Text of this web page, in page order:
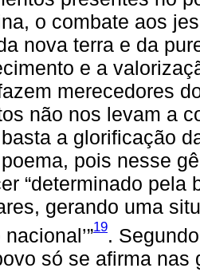
o combate aos
nova terra e da
e a
merecedores
não nos levam a
a glorificação
pois nesse
“determinado
gerando uma
19.
só se afirma nas